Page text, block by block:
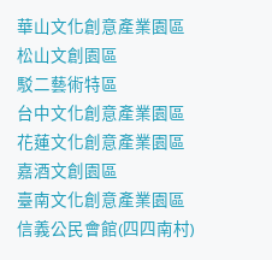
華山文化創意產業園區
松山文創園區
駁二藝術特區
台中文化創意產業園區
花蓮文化創意產業園區
嘉酒文創園區
臺南文化創意產業園區
信義公民會館(四四南村)